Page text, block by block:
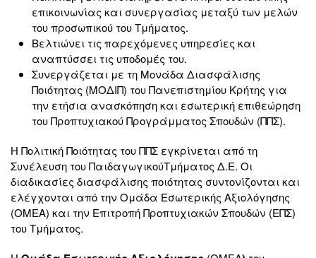
επικοινωνίας και συνεργασίας μεταξύ των μελών
του προσωπικού του Τμήματος.
Βελτιώνει τις παρεχόμενες υπηρεσίες και
αναπτύσσει τις υποδομές του.
Συνεργάζεται με τη Μονάδα Διασφάλισης
Ποιότητας (ΜΟΔΙΠ) του Πανεπιστημίου Κρήτης για
την ετήσια ανασκόπηση και εσωτερική επιθεώρηση
του Προπτυχιακού Προγράμματος Σπουδών (ΠΠΣ).
Η Πολιτική Ποιότητας του ΠΠΣ εγκρίνεται από τη
Συνέλευση του ΠαιδαγωγικούΤμήματος Δ.Ε. Οι
διαδικασίες διασφάλισης ποιότητας συντονίζονται και
ελέγχονται από την Ομάδα Εσωτερικής Αξιολόγησης
(ΟΜΕΑ) και την Επιτροπή Προπτυχιακών Σπουδών (ΕΠΣ)
του Τμήματος.